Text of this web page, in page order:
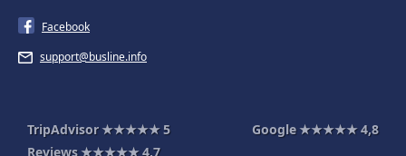
Facebook
support@busline.info
TripAdvisor ★★★★★5 Google ★★★★★4,8
Reviews ★★★★★4,7